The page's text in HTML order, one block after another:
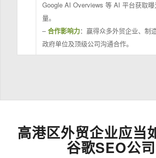
Google AI Overviews 等 AI 平台获取
量。
–合作影响力：赢得众多外贸企业、制
政府单位及顶级公司沟通合作。
高港区外贸企业应当
谷歌SEO公司